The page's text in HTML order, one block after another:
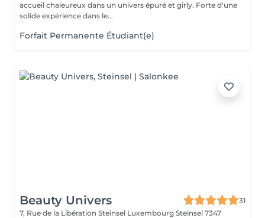
accueil chaleureux dans un univers épuré et girly. Forte d'une
solide expérience dans le...
Forfait Permanente Étudiant(e)
Beauty Univers
31
7, Rue de la Libération Steinsel Luxembourg Steinsel 7347